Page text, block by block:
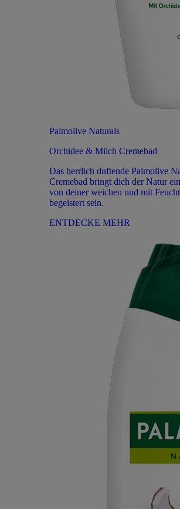
Palmolive Naturals
Orchidee & Milch Cremebad
Das herrlich duftende Palmolive
Cremebad bringt dich der Natur
von deiner weichen und mit
begeistert sein.
ENTDECKE MEHR